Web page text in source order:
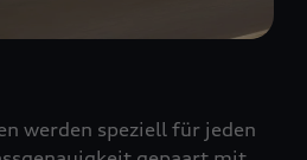
werden speziell für jeden